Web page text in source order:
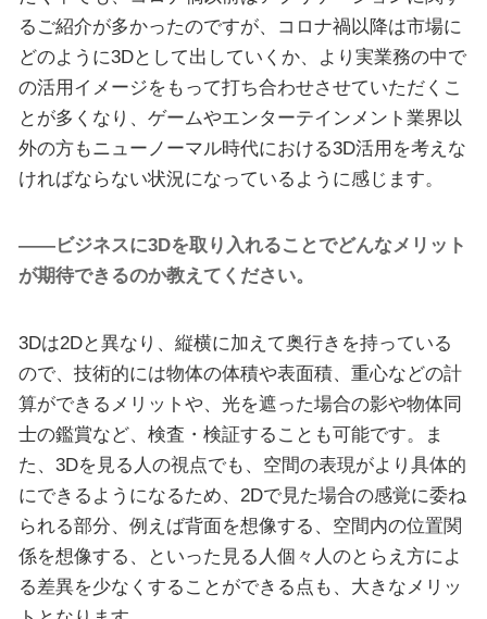
るご紹介が多かったのですが、コロナ禍以降は市場に
どのように3Dとして出していくか、より実業務の中で
の活用イメージをもって打ち合わせさせていただくこ
とが多くなり、ゲームやエンターテインメント業界以
外の方もニューノーマル時代における3D活用を考えな
ければならない状況になっているように感じます。
――ビジネスに3Dを取り入れることでどんなメリット
が期待できるのか教えてください。
3Dは2Dと異なり、縦横に加えて奥行きを持っている
ので、技術的には物体の体積や表面積、重心などの計
算ができるメリットや、光を遮った場合の影や物体同
士の鑑賞など、検査・検証することも可能です。ま
た、3Dを見る人の視点でも、空間の表現がより具体的
にできるようになるため、2Dで見た場合の感覚に委ね
られる部分、例えば背面を想像する、空間内の位置関
係を想像する、といった見る人個々人のとらえ方によ
る差異を少なくすることができる点も、大きなメリッ